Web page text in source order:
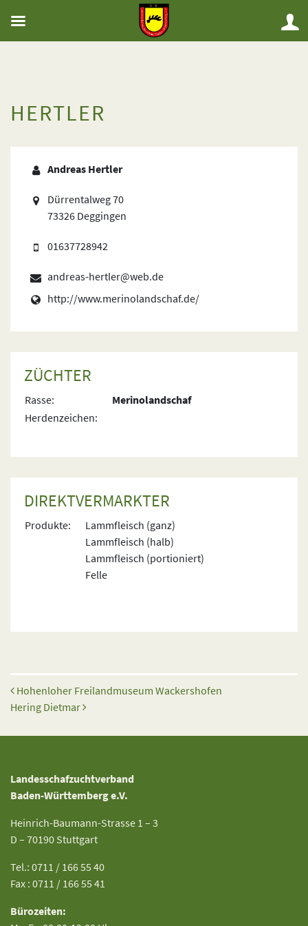
HERTLER
Andreas Hertler
Dürrentalweg 70
73326 Deggingen
01637728942
andreas-hertler@web.de
http://www.merinolandschaf.de/
ZÜCHTER
Rasse:
Merinolandschaf
Herdenzeichen:
DIREKTVERMARKTER
Produkte:
Lammfleisch (ganz)
Lammfleisch (halb)
Lammfleisch (portioniert)
Felle
Beitrags-Navigation
Hohenloher Freilandmuseum Wackershofen
Hering Dietmar
Landesschafzuchtverband
Baden-Württemberg e.V.
Heinrich-Baumann-Strasse 1 – 3
D – 70190 Stuttgart
Tel.: 0711 / 166 55 40
Fax : 0711 / 166 55 41
Bürozeiten: